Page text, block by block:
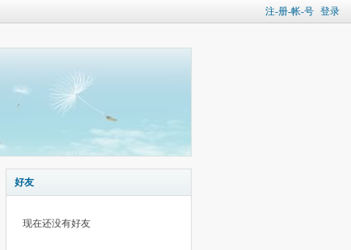
注-册-帐-号 登录
好友
现在还没有好友